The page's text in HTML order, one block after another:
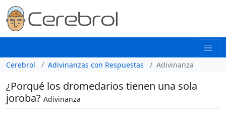
Cerebrol Adivinanzas con Respuestas Adivinanza
¿Porqué los dromedarios tienen una sola
joroba? Adivinanza